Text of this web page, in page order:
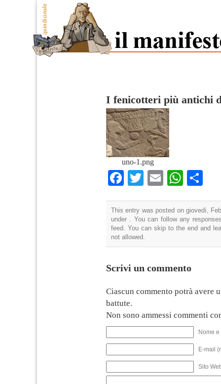
I fenicotteri più antichi
uno-1.png
Facebook
TwitterEmail
This entry was posted on giovedì,
under . You can follow any
feed. You can skip to the end and
not allowed.
Scrivi un commento
Ciascun commento potrà avere
battute.
Non sono ammessi commenti
Nome
E-mail
Sito